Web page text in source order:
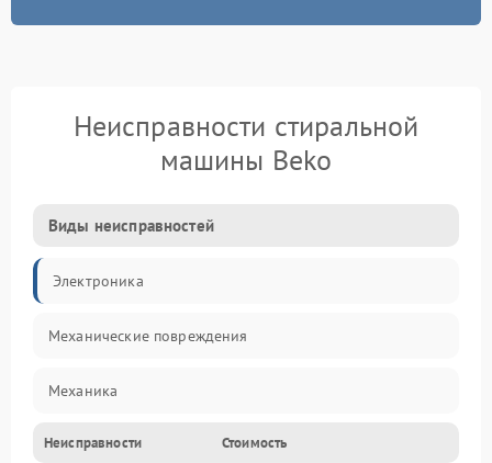
Неисправности стиральной
машины Beko
Виды неисправностей
Электроника
Механические повреждения
Механика
Электропитание
Неисправности Стоимость